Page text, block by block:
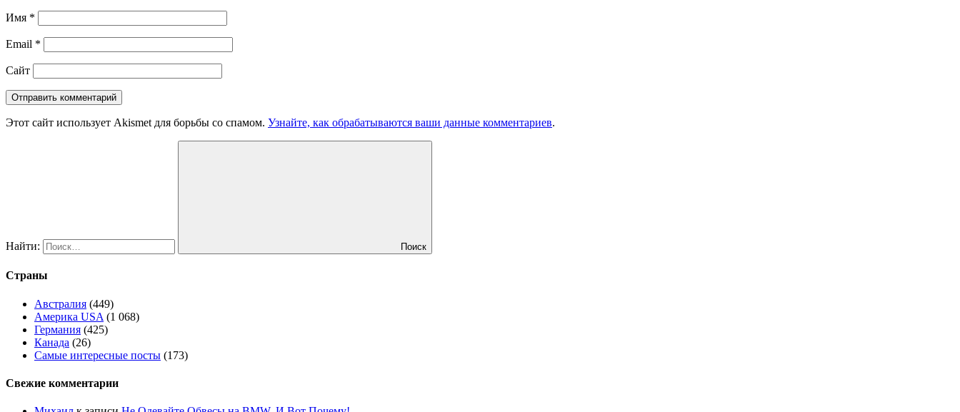
Имя *
Email *
Сайт
Этот сайт использует Akismet для борьбы со спамом. Узнайте, как обрабатываются ваши данные комментариев.
Найти: Поиск
Страны
Австралия (449)
Америка USA (1 068)
Германия (425)
Канада (26)
Самые интересные посты (173)
Свежие комментарии